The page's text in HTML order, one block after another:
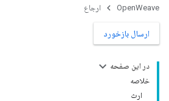
OpenWeave ارجاع
ارسال بازخورد
در این صفحه
خلاصه
ارث